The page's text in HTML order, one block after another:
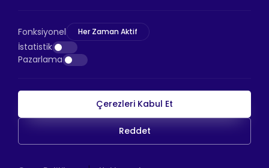
Bayrampaşa Mağaza:Kocatepe Mah. 50. Yıl
Cad. No: 69/A Bayrampaşa /İstanbul
Telefon:+90 530 044 64 87
HTS Ödeme
Fonksiyonel Her Zaman Aktif
İstatistik
Pazarlama
Çerezleri Kabul Et
Reddet